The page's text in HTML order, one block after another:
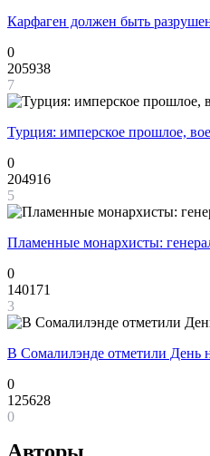
Карфаген должен быть
0
205938
7
Турция: имперское прошлое,
0
204916
5
Пламенные монархисты:
0
140171
3
В Сомалилэнде отметили День
0
125628
0